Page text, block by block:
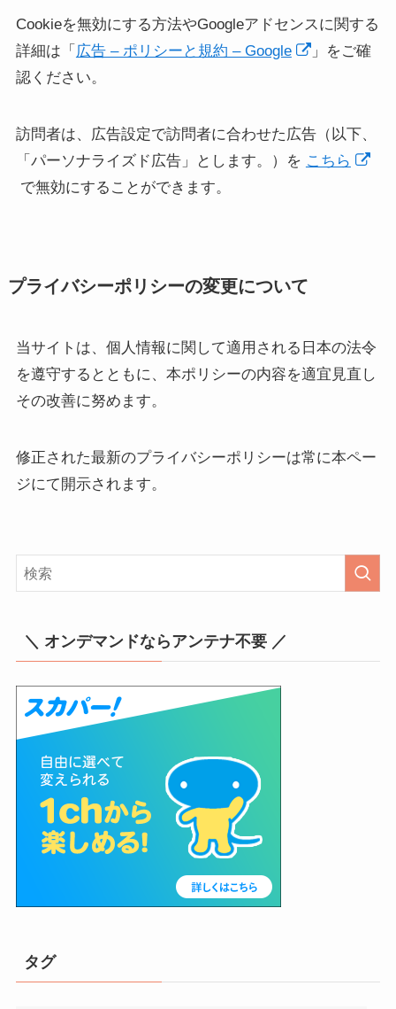
Cookieを無効にする方法やGoogleアドセンスに関する
詳細は「 広告 – ポリシーと規約 – Google
」をご確
認ください。
訪問者は、広告設定で訪問者に合わせた広告（以下、
「パーソナライズド広告」とします。）を こちら
で無効にすることができます。
プライバシーポリシーの変更について
当サイトは、個人情報に関して適用される日本の法令
を遵守するとともに、本ポリシーの内容を適宜見直し
その改善に努めます。
修正された最新のプライバシーポリシーは常に本ペー
ジにて開示されます。
＼ オンデマンドならアンテナ不要 ／
タグ